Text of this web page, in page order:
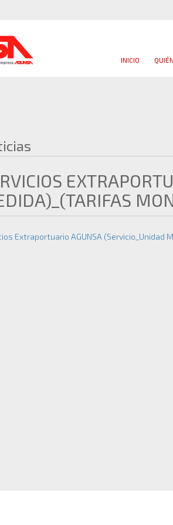
INICIO
Extraportuario AGUNSA (Servicio_Unidad